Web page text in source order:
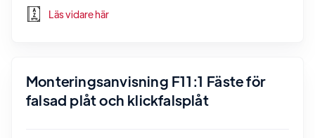
Läs vidare här
Monteringsanvisning F11:1 Fäste för
falsad plåt och klickfalsplåt